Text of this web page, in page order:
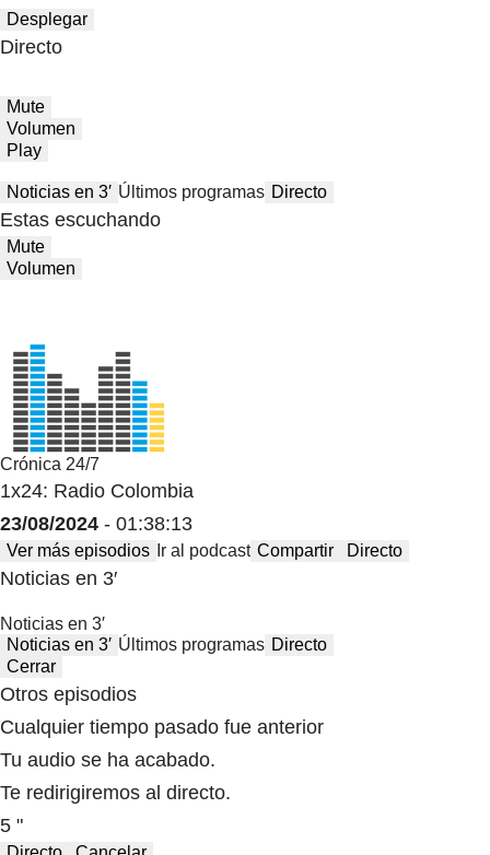
Desplegar
Directo
Mute
Volumen
Play
Noticias en 3′ Últimos programas Directo
Estas escuchando
Mute
Volumen
Crónica 24/7
1x24: Radio Colombia
23/08/2024 - 01:38:13
Ver más episodios Ir al podcast Compartir Directo
Noticias en 3′
Noticias en 3′
Noticias en 3′ Últimos programas Directo
Cerrar
Otros episodios
Cualquier tiempo pasado fue anterior
Tu audio se ha acabado.
Te redirigiremos al directo.
5 "